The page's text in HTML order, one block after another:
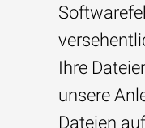
Ihre
unsere
Dateien